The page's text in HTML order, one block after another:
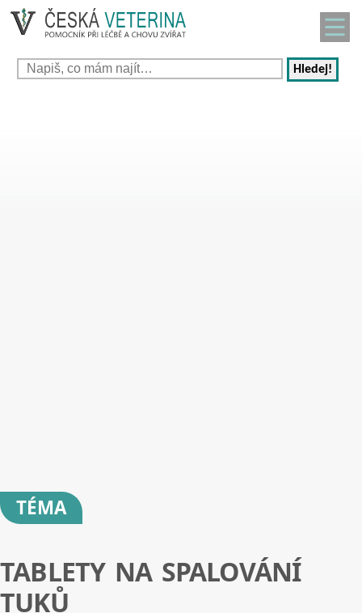
Hledej!
TÉMA
TABLETY NA SPALOVÁNÍ
TUKŮ